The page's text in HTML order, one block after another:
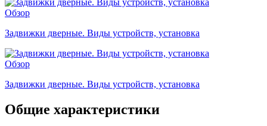
Обзор
Задвижки дверные. Виды устройств, установка
Обзор
Задвижки дверные. Виды устройств, установка
Общие характеристики